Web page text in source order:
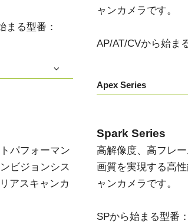
まる型番：
ャンカメラです。
AP/AT/CVから始ま
Apex Series
パフォーマン
ビジョンシス
アスキャンカ
Spark Series
高解像度、高フレ
画質を実現する高
ャンカメラです。
SPから始まる型番：